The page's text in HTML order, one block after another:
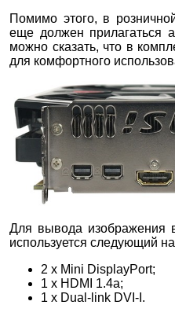
Помимо этого, в
еще должен прилагаться
можно сказать, что в
для комфортного
Для вывода изображения
используется следующий
2 х Mini DisplayPort;
1 х HDMI 1.4a;
1 х Dual-link DVI-I.